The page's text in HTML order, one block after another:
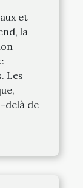
et
la
Les
delà de